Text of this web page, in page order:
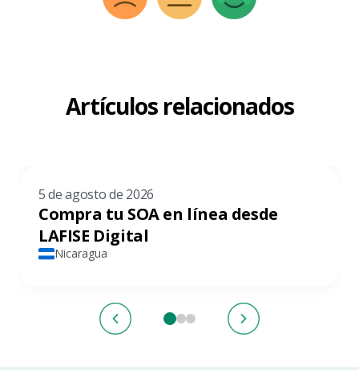
Artículos relacionados
5 de agosto de 2026
Compra tu SOA en línea desde
LAFISE Digital
Nicaragua